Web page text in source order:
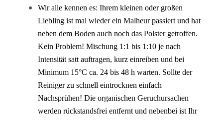
Wir alle kennen es: Ihrem kleinen oder großen
Liebling ist mal wieder ein Malheur passiert und hat
neben dem Boden auch noch das Polster getroffen.
Kein Problem! Mischung 1:1 bis 1:10 je nach
Intensität satt auftragen, kurz einreiben und bei
Minimum 15°C ca. 24 bis 48 h warten. Sollte der
Reiniger zu schnell eintrocknen einfach
Nachsprühen! Die organischen Geruchursachen
werden rückstandsfrei entfernt und nebenbei ist Ihr